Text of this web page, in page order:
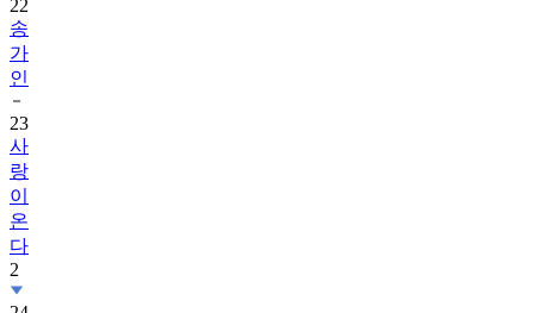
22
송
가
인
23
사
랑
이
온
다
2